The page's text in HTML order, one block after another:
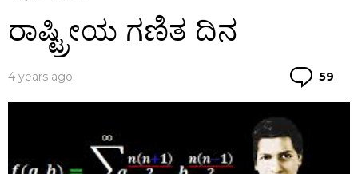
ರಾಷ್ಟ್ರೀಯ ಗಣಿತ ದಿನ
4 years ago 59